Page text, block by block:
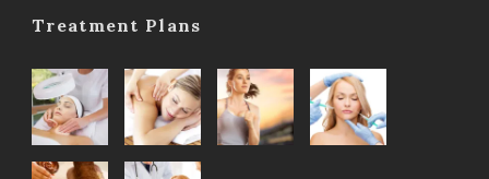
Treatment Plans